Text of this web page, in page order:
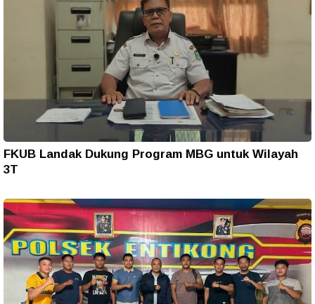
FKUB Landak Dukung Program MBG untuk Wilayah
3T